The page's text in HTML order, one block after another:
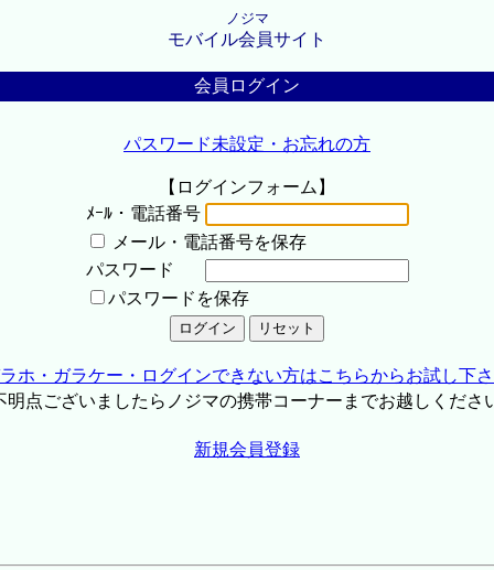
ノジマ
モバイル会員サイト
会員ログイン
パスワード未設定・お忘れの方
【ログインフォーム】
ﾒｰﾙ・電話番号
メール・電話番号を保存
パスワード
パスワードを保存
ホ・ガラケー・ログインできない方はこちらからお試し下
点ございましたらノジマの携帯コーナーまでお越しくださ
新規会員登録